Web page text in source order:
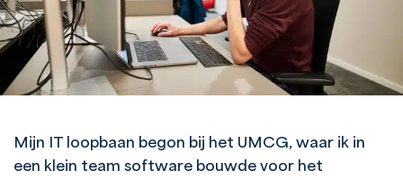
Mijn IT loopbaan begon bij het UMCG, waar ik in
een klein team software bouwde voor het